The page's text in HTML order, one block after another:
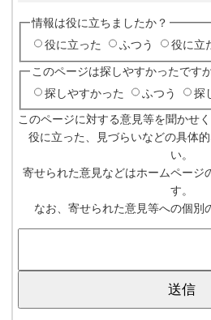
情報は役に立ちましたか？
役に立った
ふつう 役に立
このページは探しやすかったです
探しやすかった
ふつう 探
このページに対する意見等を聞かせく
役に立った、見づらいなどの具体
い。
寄せられた意見などはホームページ
す。
なお、寄せられた意見等への個別